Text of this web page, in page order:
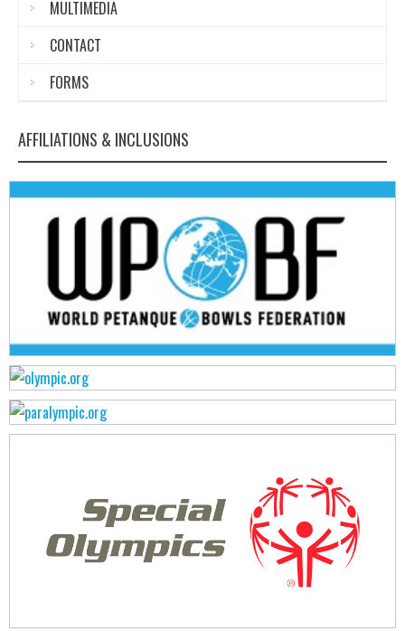
MULTIMEDIA
CONTACT
FORMS
AFFILIATIONS & INCLUSIONS